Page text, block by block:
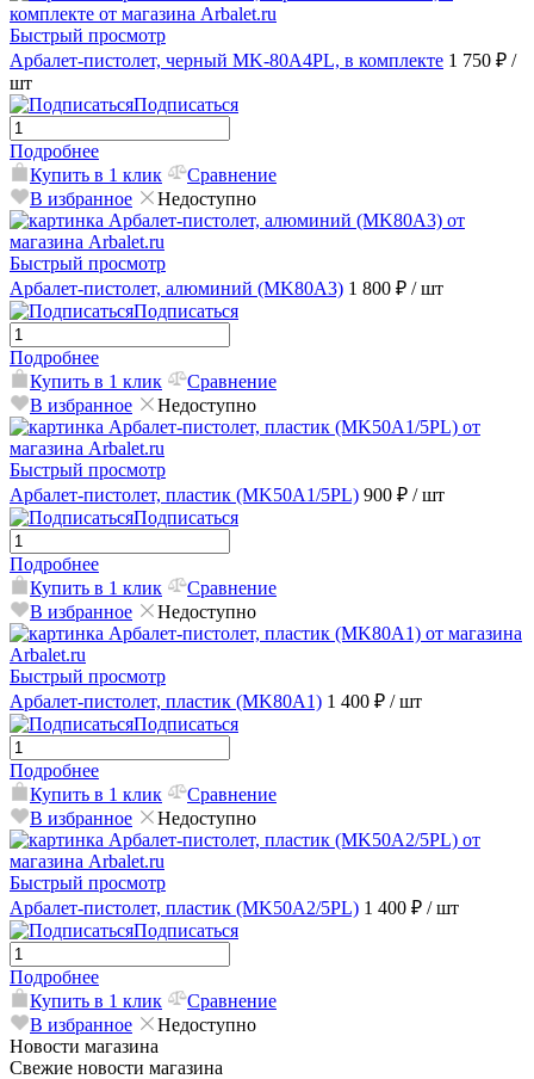
Быстрый просмотр
Арбалет-пистолет, черный MK-80A4PL, в комплекте 1 750 ₽ /
шт
Подписаться
Подробнее
Купить в 1 клик
Сравнение
В избранное
Недоступно
Быстрый просмотр
Арбалет-пистолет, алюминий (MK80A3) 1 800 ₽ / шт
Подписаться
Подробнее
Купить в 1 клик
Сравнение
В избранное
Недоступно
Быстрый просмотр
Арбалет-пистолет, пластик (MK50A1/5PL) 900 ₽ / шт
Подписаться
Подробнее
Купить в 1 клик
Сравнение
В избранное
Недоступно
Быстрый просмотр
Арбалет-пистолет, пластик (MK80A1) 1 400 ₽ / шт
Подписаться
Подробнее
Купить в 1 клик
Сравнение
В избранное
Недоступно
Быстрый просмотр
Арбалет-пистолет, пластик (MK50A2/5PL) 1 400 ₽ / шт
Подписаться
Подробнее
Купить в 1 клик
Сравнение
В избранное
Недоступно
Новости магазина
Свежие новости магазина